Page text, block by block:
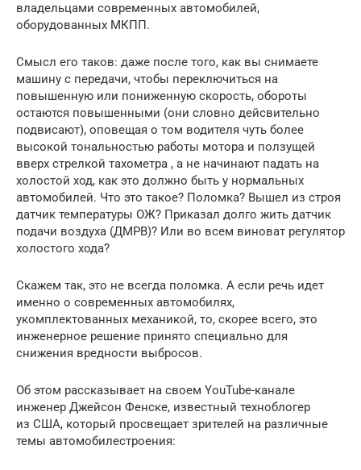
владельцами современных автомобилей,
оборудованных МКПП.
Смысл его таков: даже после того, как вы снимаете
машину с передачи, чтобы переключиться на
повышенную или пониженную скорость, обороты
остаются повышенными (они словно дейсвительно
подвисают), оповещая о том водителя чуть более
высокой тональностью работы мотора и ползущей
вверх стрелкой тахометра , а не начинают падать на
холостой ход, как это должно быть у нормальных
автомобилей. Что это такое? Поломка? Вышел из строя
датчик температуры ОЖ? Приказал долго жить датчик
подачи воздуха (ДМРВ)? Или во всем виноват регулятор
холостого хода?
Скажем так, это не всегда поломка. А если речь идет
именно о современных автомобилях,
укомплектованных механикой, то, скорее всего, это
инженерное решение принято специально для
снижения вредности выбросов.
Об этом рассказывает на своем YouTube-канале
инженер Джейсон Фенске, известный техноблогер
из США, который просвещает зрителей на различные
темы автомобилестроения: